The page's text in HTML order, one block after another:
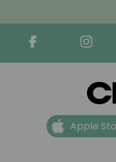
Apple